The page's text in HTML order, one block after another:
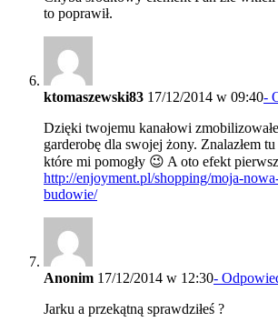
to poprawił.
ktomaszewski83 17/12/2014 w 09:40-
Dzięki twojemu kanałowi
garderobę dla swojej żony. Znalazłem
które mi pomogły 😉 A oto efekt
http://enjoyment.pl/shopping/moja-
budowie/
Anonim 17/12/2014 w 12:30-
Jarku a przekątną sprawdziłeś ?